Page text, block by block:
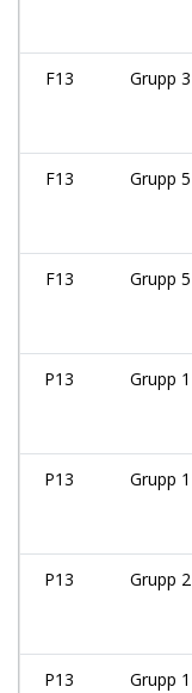
F13 Grupp 3
F13 Grupp 5
F13 Grupp 5
P13 Grupp 1
P13 Grupp 1
P13 Grupp 2
P13 Grupp 1